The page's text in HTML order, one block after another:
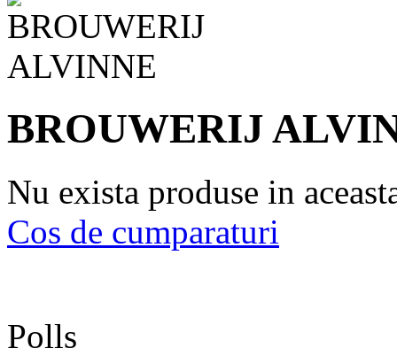
BROUWERIJ
Nu exista produse in
Cos de cumparaturi
Polls